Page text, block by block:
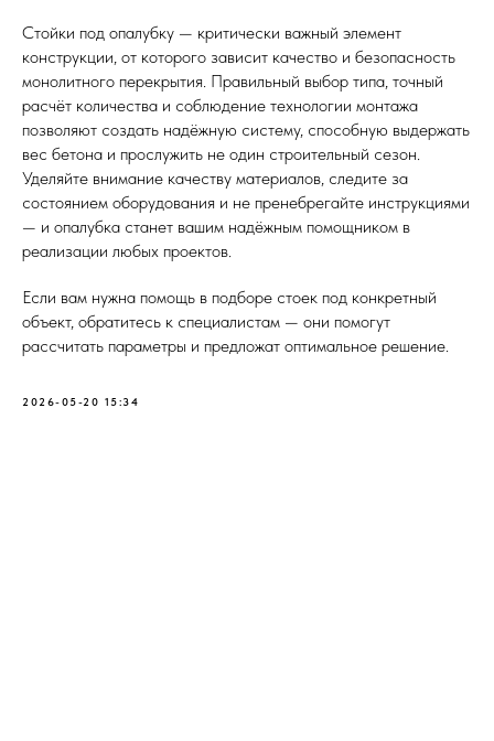
Стойки под опалубку — критически важный элемент
конструкции, от которого зависит качество и безопасность
монолитного перекрытия. Правильный выбор типа, точный
расчёт количества и соблюдение технологии монтажа
позволяют создать надёжную систему, способную выдержать
вес бетона и прослужить не один строительный сезон.
Уделяйте внимание качеству материалов, следите за
состоянием оборудования и не пренебрегайте инструкциями
— и опалубка станет вашим надёжным помощником в
реализации любых проектов.
Если вам нужна помощь в подборе стоек под конкретный
объект, обратитесь к специалистам — они помогут
рассчитать параметры и предложат оптимальное решение.
2026-05-20 15:34